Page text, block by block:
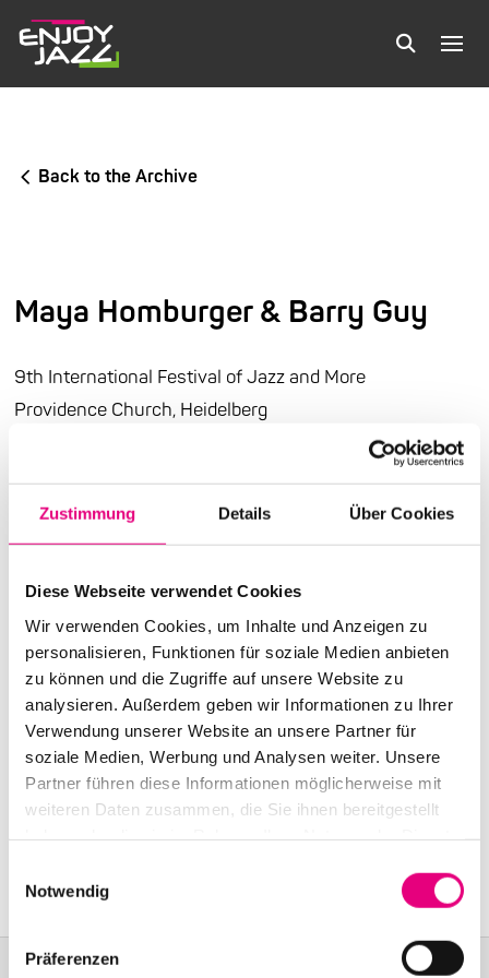
Zustimmung Details Über Cookies
Diese Webseite verwendet Cookies
Wir verwenden Cookies, um Inhalte und Anzeigen zu
personalisieren, Funktionen für soziale Medien anbieten
zu können und die Zugriffe auf unsere Website zu
analysieren. Außerdem geben wir Informationen zu Ihrer
Verwendung unserer Website an unsere Partner für
soziale Medien, Werbung und Analysen weiter. Unsere
Partner führen diese Informationen möglicherweise mit
weiteren Daten zusammen, die Sie ihnen bereitgestellt
Notwendig
Präferenzen
Back to the Archive
Maya Homburger & Barry Guy
9th International Festival of Jazz and More
Providence Church, Heidelberg
Start:October
, 2007 – 8:00 p.m.
Doors open:October23, 2007 – 7:00 p.m.
End:October23, 2007 – 8:00 p.m.
Cast:
Maya Homburger: v
Barry Guy: kb
Nationality: Switzerland/England
Providence Church, Heidelberg:8Karl-Ludwig-
Straße, Heidelberg